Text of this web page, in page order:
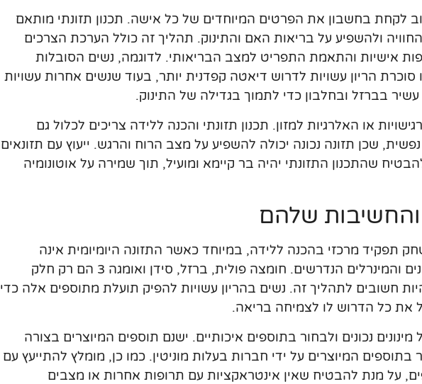
לקחת בחשבון את הפרטים המיוחדים של כל אישה. תכנון תזונתי מותאם
ולהשפיע על בריאות האם והתינוק. תהליך זה כולל הערכת הצרכים
אישיות והתאמת התפריט למצב הבריאותי. לדוגמה, נשים הסובלות
סוכרת הריון עשויות לדרוש דיאטה קפדנית יותר, בעוד שנשים אחרות עשויות
בברזל ובחלבון כדי לתמוך בגדילה של התינוק.
או האלרגיות למזון. תכנון תזונתי והכנה ללידה צריכים לכלול גם
שכן תזונה נכונה יכולה להשפיע על מצב הרוח והרגש. ייעוץ עם תזונאים
שהתכנון התזונתי יהיה בר קיימא ומועיל, תוך שמירה על אוטונומיה
והחשיבות שלהם
תפקיד מרכזי בהכנה ללידה, במיוחד כאשר התזונה היומיומית אינה
מספקת את כל הויטמינים והמינרלים הנדרשים. חומצה פולית, ברזל, סידן ואומגה 3 הם רק חלק
חשובים לתהליך זה. נשים בהריון עשויות להפיק תועלת מתוספים אלה כדי
את כל הדרוש לו לצמיחה בריאה.
נכונים ולבחור בתוספים איכותיים. ישנם תוספים המיוצרים בצורה
בתוספים המיוצרים על ידי חברות בעלות מוניטין. כמו כן, מומלץ להתייעץ עם
על מנת להבטיח שאין אינטראקציות עם תרופות אחרות או מצבים